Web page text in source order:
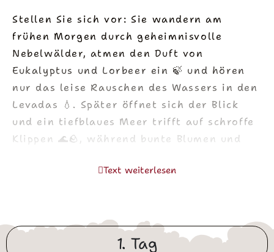
Stellen Sie sich vor: Sie wandern am
frühen Morgen durch geheimnisvolle
Nebelwälder, atmen den Duft von
Eukalyptus und Lorbeer ein 🍃 und hören
nur das leise Rauschen des Wassers in den
Levadas 💧. Später öffnet sich der Blick
und ein tiefblaues Meer trifft auf schroffe
Klippen 🌊🪨, während bunte Blumen und
Madeira vereint auf kleinstem Raum
Lavagestein, üppige Bananenplantagen 🍌
und malerische Dörfer 🏘️.
Text weiterlesen
1. Tag